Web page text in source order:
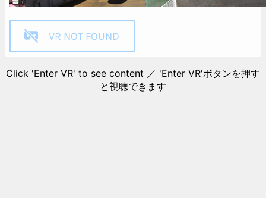
VR NOT FOUND
Click 'Enter VR' to see content ／ 'Enter VR'ボタンを押す
と視聴できます